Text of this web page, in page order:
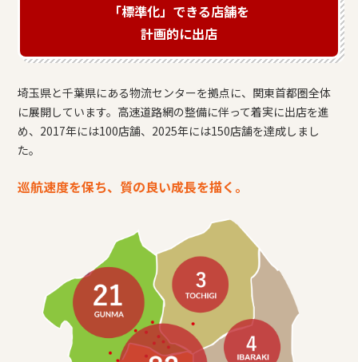
「標準化」できる店舗を
計画的に出店
埼玉県と千葉県にある物流センターを拠点に、関東首都圏全体
に展開しています。高速道路網の整備に伴って着実に出店を進
め、2017年には100店舗、2025年には150店舗を達成しまし
た。
巡航速度を保ち、質の良い成長を描く。